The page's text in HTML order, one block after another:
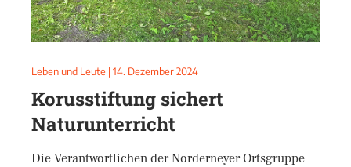
Leben und Leute | 14. Dezember 2024
Korusstiftung sichert
Naturunterricht
Die Verantwortlichen der Norderneyer Ortsgruppe